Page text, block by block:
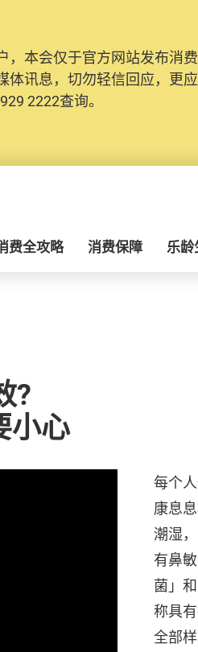
，本会仅于官方网站发布消
体讯息，切勿轻信回应，更
2222查询。
费全攻略 消费保障 乐龄
?
小心
每个
康息
潮湿
有鼻
菌」
称具
全部